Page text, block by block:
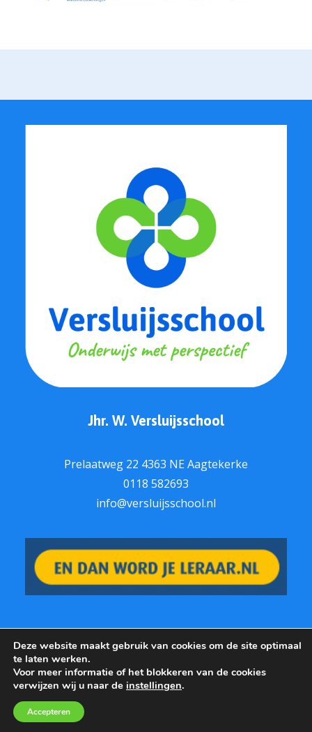
Jhr. W. Versluijsschool
Prelaatweg 22 4363 NE Aagtekerke
0118 582693
info@versluijsschool.nl
© J.W. Versluijsschool |Cookies|Privacy|
Realisatie:
Deze website maakt gebruik van cookies om de site optimaal
te laten werken.
Voor meer informatie of het blokkeren van de cookies
verwijzen wij u naar de instellingen.
Accepteren